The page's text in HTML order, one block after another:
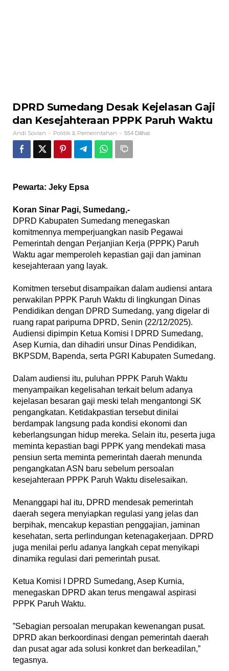
‎DPRD Sumedang Desak Kejelasan Gaji
dan Kesejahteraan PPPK Paruh Waktu
Andi Sovian - Politik & Pemerintahan - 554 Dilihat
Pewarta: Jeky Epsa
‎Koran Sinar Pagi, Sumedang,-
‎DPRD Kabupaten Sumedang menegaskan
komitmennya memperjuangkan nasib Pegawai
Pemerintah dengan Perjanjian Kerja (PPPK) Paruh
Waktu agar memperoleh kepastian gaji dan jaminan
kesejahteraan yang layak.
‎Komitmen tersebut disampaikan dalam audiensi antara
perwakilan PPPK Paruh Waktu di lingkungan Dinas
Pendidikan dengan DPRD Sumedang, yang digelar di
ruang rapat paripurna DPRD, Senin (22/12/2025).
Audiensi dipimpin Ketua Komisi I DPRD Sumedang,
Asep Kurnia, dan dihadiri unsur Dinas Pendidikan,
BKPSDM, Bapenda, serta PGRI Kabupaten Sumedang.
‎Dalam audiensi itu, puluhan PPPK Paruh Waktu
menyampaikan kegelisahan terkait belum adanya
kejelasan besaran gaji meski telah mengantongi SK
pengangkatan. Ketidakpastian tersebut dinilai
berdampak langsung pada kondisi ekonomi dan
keberlangsungan hidup mereka. Selain itu, peserta juga
meminta kepastian bagi PPPK yang mendekati masa
pensiun serta meminta pemerintah daerah menunda
pengangkatan ASN baru sebelum persoalan
kesejahteraan PPPK Paruh Waktu diselesaikan.
‎Menanggapi hal itu, DPRD mendesak pemerintah
daerah segera menyiapkan regulasi yang jelas dan
berpihak, mencakup kepastian penggajian, jaminan
kesehatan, serta perlindungan ketenagakerjaan. DPRD
juga menilai perlu adanya langkah cepat menyikapi
dinamika regulasi dari pemerintah pusat.
‎Ketua Komisi I DPRD Sumedang, Asep Kurnia,
menegaskan DPRD akan terus mengawal aspirasi
PPPK Paruh Waktu.
‎”Sebagian persoalan merupakan kewenangan pusat.
DPRD akan berkoordinasi dengan pemerintah daerah
dan pusat agar ada solusi konkret dan berkeadilan,”
tegasnya.